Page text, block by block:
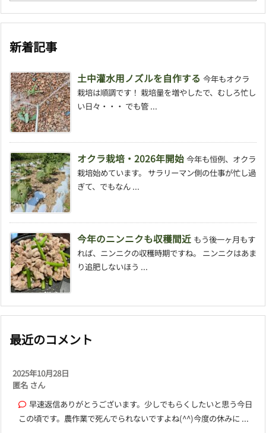
新着記事
土中灌水用ノズルを自作する 今年もオクラ
栽培は順調です！ 栽培量を増やしたで、むしろ忙し
い日々・・・ でも管 ...
オクラ栽培・2026年開始 今年も恒例、オクラ
栽培始めています。 サラリーマン側の仕事が忙し過
ぎて、でもなん ...
今年のニンニクも収穫間近 もう後一ヶ月もす
れば、ニンニクの収穫時期ですね。 ニンニクはあま
り追肥しないほう ...
最近のコメント
2025年10月28日
匿名 さん
早速返信ありがとうございます。少しでもらくしたいと思う今日
この頃です。農作業で死んでられないですよね(^^)今度の休みに ...